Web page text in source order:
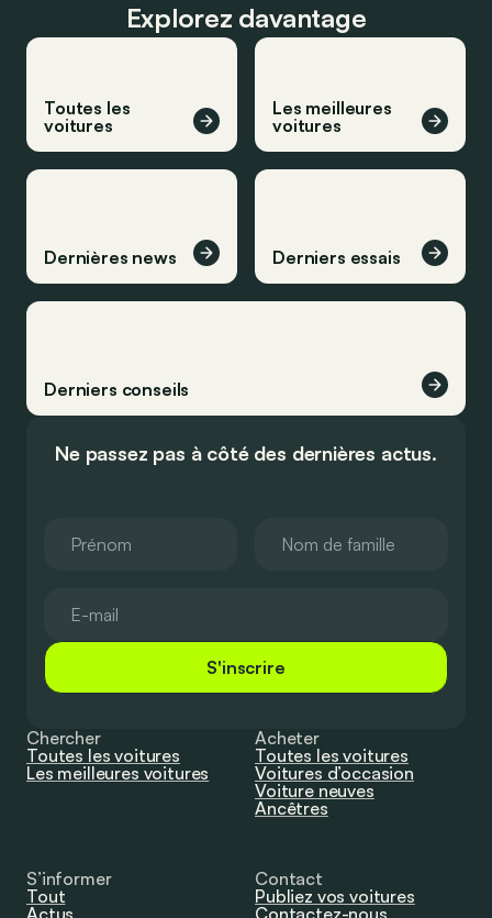
Explorez davantage
Toutes les
voitures
Les meilleures
voitures
Dernières news Derniers essais
Derniers conseils
Ne passez pas à côté des dernières actus.
S'inscrire
Chercher
Toutes les voitures
Les meilleures voitures
Acheter
Toutes les voitures
Voitures d’occasion
Voiture neuves
Ancêtres
S’informer
Tout
Actus
Contact
Publiez vos voitures
Contactez-nous